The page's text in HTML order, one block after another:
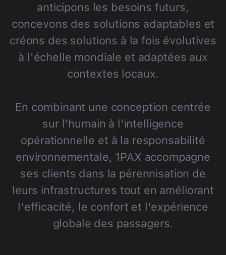
anticipons les besoins futurs,
concevons des solutions adaptables et
créons des solutions à la fois évolutives
à l'échelle mondiale et adaptées aux
contextes locaux.
En combinant une conception centrée
sur l'humain à l'intelligence
opérationnelle et à la responsabilité
environnementale, 1PAX accompagne
ses clients dans la pérennisation de
leurs infrastructures tout en améliorant
l'efficacité, le confort et l'expérience
globale des passagers.